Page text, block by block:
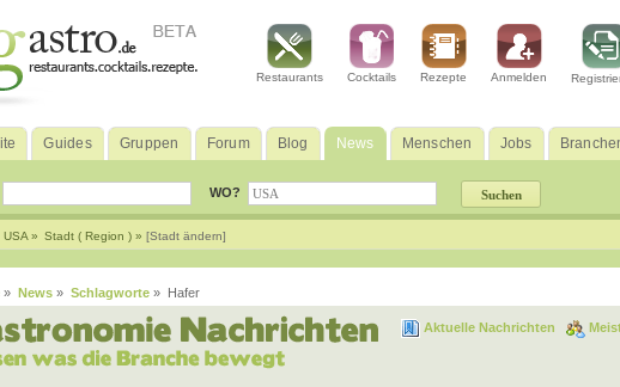
Restaurants Cocktails Rezepte Anmelden
Guides Gruppen Forum Blog News Menschen Jobs
WO?
USA » Stadt ( Region ) » [Stadt ändern]
» News » Schlagworte » Hafer
Aktuelle Nachrichten